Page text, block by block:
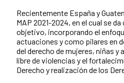
Recientemente España y
MAP 2021-2024, en el cual se
objetivo, incorporando el
actuaciones y como pilares en
del derecho de mujeres, niñas y
libre de violencias y el
Derecho y realización de los